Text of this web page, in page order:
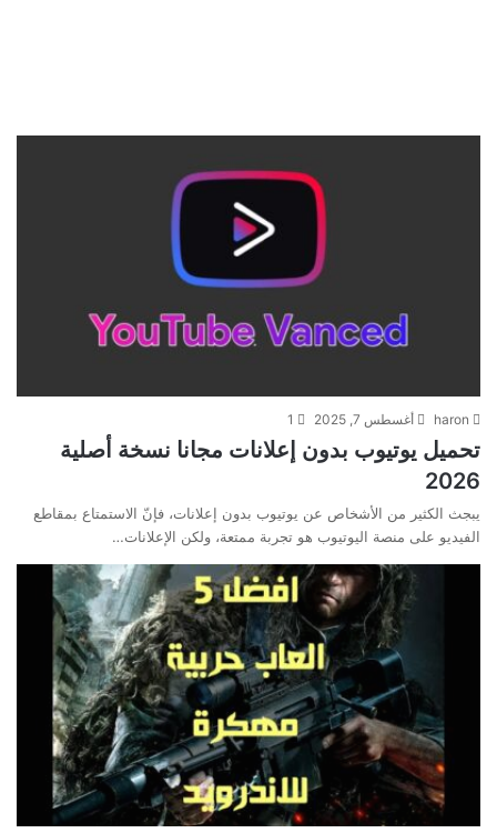
haron أغسطس 7, 2025 1
تحميل يوتيوب بدون إعلانات مجانا نسخة أصلية
2026
يبجث الكثير من الأشخاص عن يوتيوب بدون إعلانات، فإنّ الاستمتاع بمقاطع
الفيديو على منصة اليوتيوب هو تجربة ممتعة، ولكن الإعلانات…